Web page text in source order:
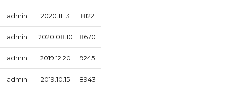
admin 2020.11.13 8122
admin 2020.08.10 8670
admin 2019.12.20 9245
admin 2019.10.15 8943